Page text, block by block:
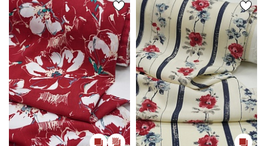
промокоды и скидки до 30% на узкие
категории тканей
Электронная почта
Подписаться
Ознакомлен(а) сПолитикой обработки персональных